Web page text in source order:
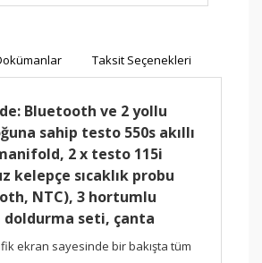
Taksit Seçenekleri
Bluetooth ve 2 yollu
sahip testo 550s akıllı
2 x testo 115i
kelepçe sıcaklık probu
NTC), 3 hortumlu
seti, çanta
ekran sayesinde bir bakışta tüm